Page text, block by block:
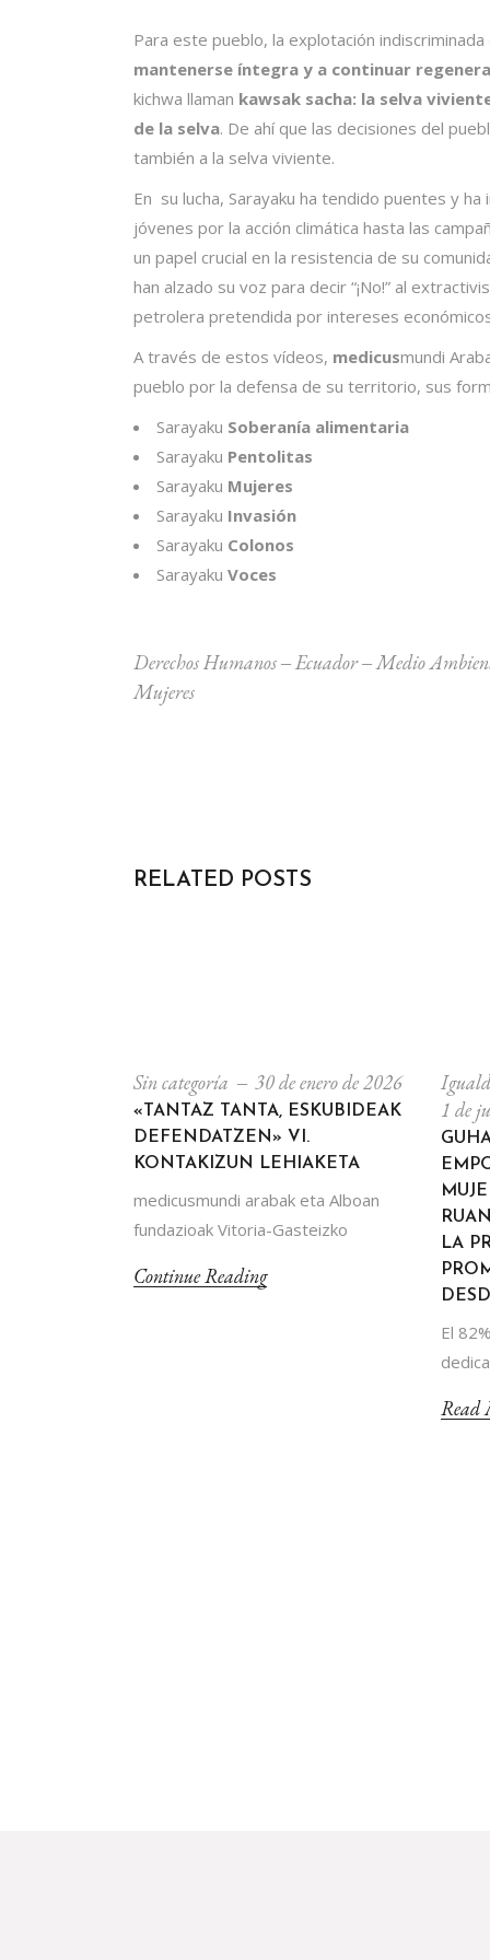
Para este pueblo, la explotación
mantenerse íntegra y a continuar
kichwa llaman kawsak sacha: la selva
de la selva. De ahí que las decisiones del
también a la selva viviente.
En su lucha, Sarayaku ha tendido puentes y
jóvenes por la acción climática hasta las
un papel crucial en la resistencia de su
han alzado su voz para decir “¡No!” al
petrolera pretendida por intereses
A través de estos vídeos, medicusmundi
pueblo por la defensa de su territorio, sus
Sarayaku Soberanía alimentaria
Sarayaku Pentolitas
Sarayaku Mujeres
Sarayaku Invasión
Sarayaku Colonos
Sarayaku Voces
Derechos Humanos‒ Ecuador‒ Medio
Mujeres
RELATED POSTS
Sin categoría 30 de enero de 2026
«TANTAZ TANTA, ESKUBIDEAK
DEFENDATZEN» VI.
KONTAKIZUN LEHIAKETA
medicusmundi arabak eta Alboan
fundazioak Vitoria-Gasteizko
Continue Reading
1 de
LA
El
Read